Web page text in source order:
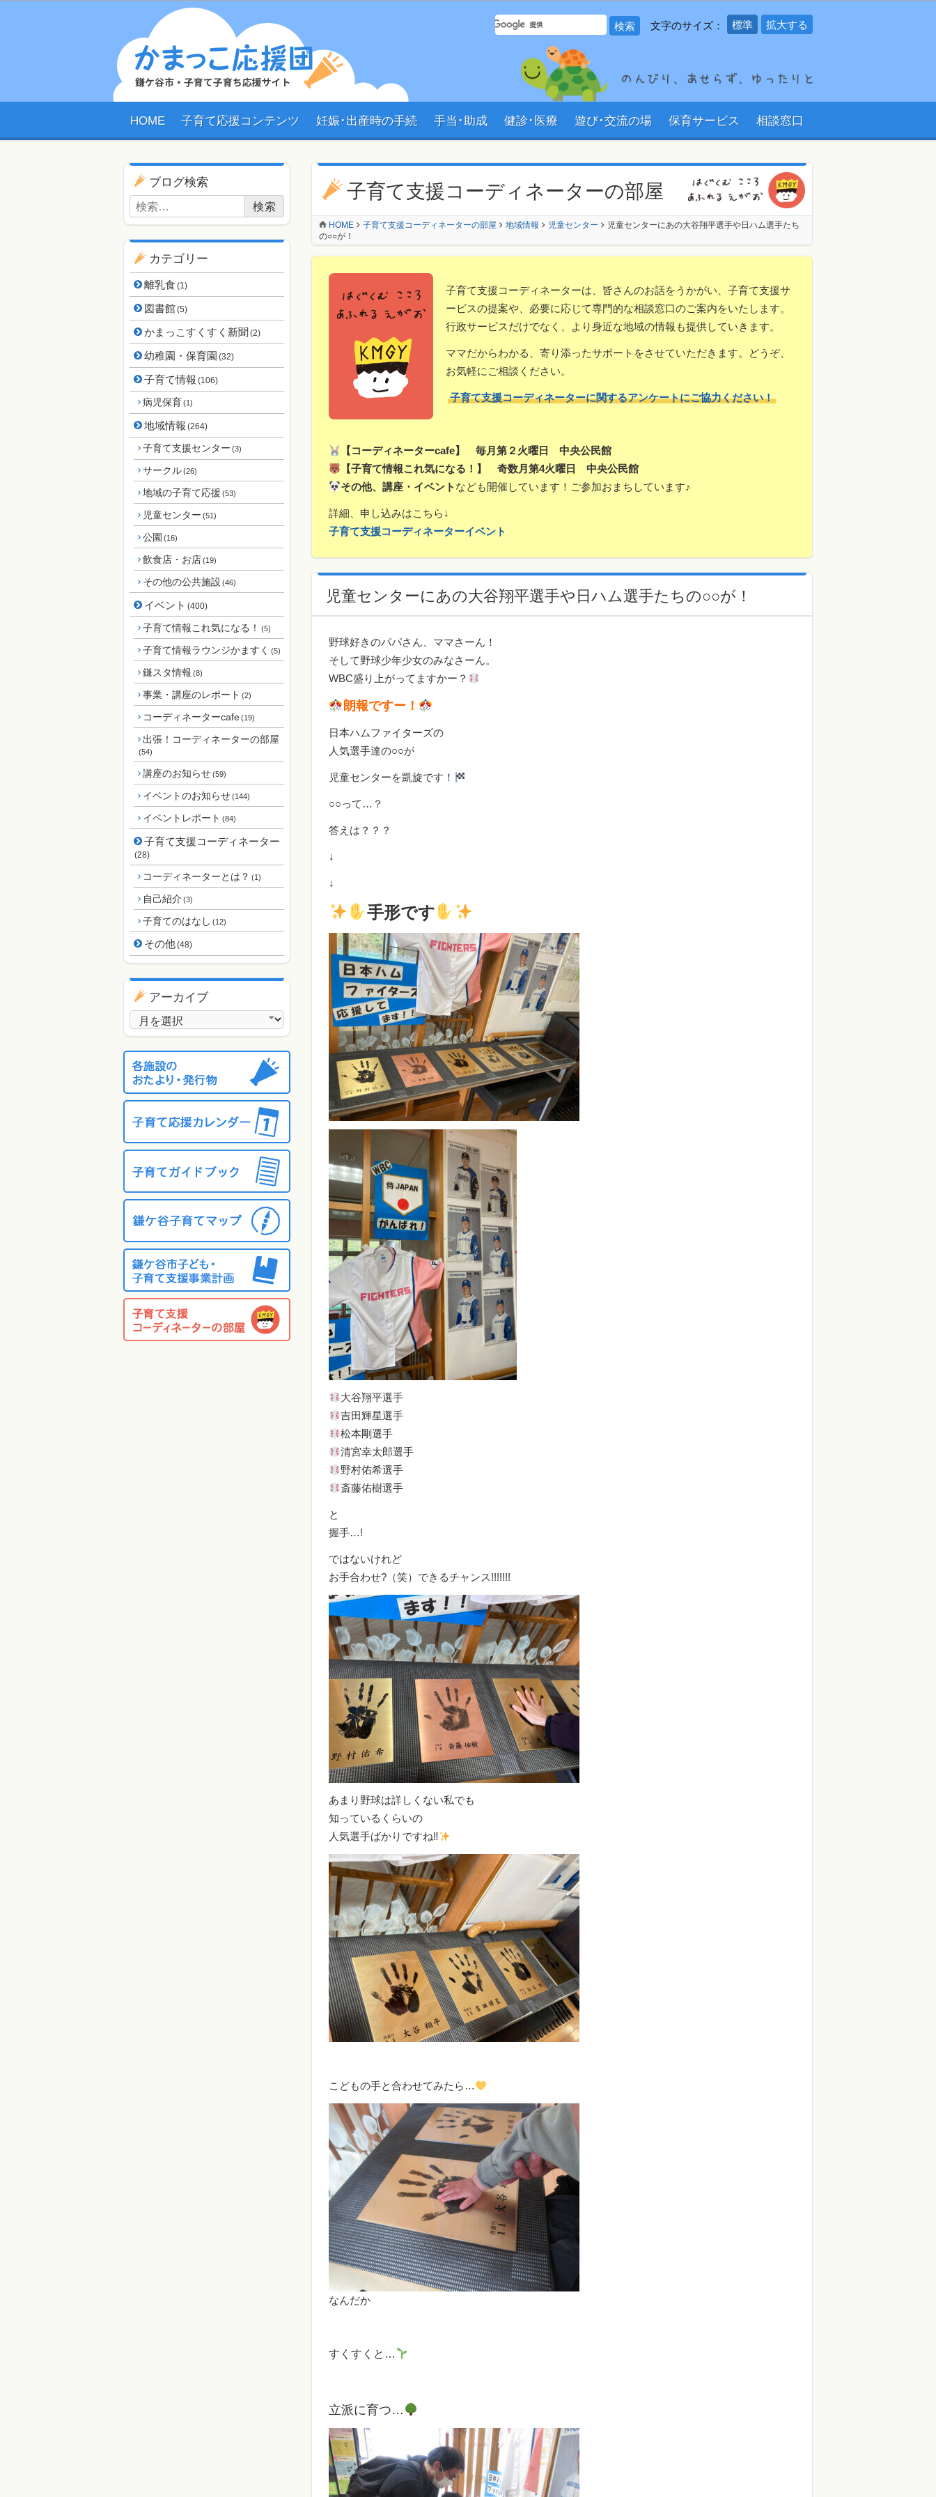
サイト内 検索フォーム 文字のサイズ： 標準 拡大する
HOME 子育て応援コンテンツ 妊娠･出産時の手続 手当･助成 健診･医療 遊び･交流の場 保育サービス 相談窓口
子育て支援コーディネーターの部屋
HOME 子育て支援コーディネーターの部屋 地域情報 児童センター
児童センターにあの大谷翔平選手や日ハム選手たち
の○○が！
子育て支援コーディネーターは、皆さんのお話をうかがい、子育て支援サ
ービスの提案や、必要に応じて専門的な相談窓口のご案内をいたします。
行政サービスだけでなく、より身近な地域の情報も提供していきます。
ママだからわかる、寄り添ったサポートをさせていただきます。どうぞ、
お気軽にご相談ください。
子育て支援コーディネーターに関するアンケートにご協力ください！
【コーディネーターcafe】 毎月第２火曜日 中央公民館
【子育て情報これ気になる！】 奇数月第4火曜日 中央公民館
その他、講座・イベント なども開催しています！ご参加おまちしています♪
詳細、申し込みはこちら↓
子育て支援コーディネーターイベント
児童センターにあの大谷翔平選手や日ハム選手たちの○○が！
野球好きのパパさん、ママさーん！
そして野球少年少女のみなさーん。
WBC盛り上がってますかー？
朗報ですー！
日本ハムファイターズの
人気選手達の○○が
児童センターを凱旋です！
○○って…？
答えは？？？
↓
↓
手形です
大谷翔平選手
吉田輝星選手
松本剛選手
清宮幸太郎選手
野村佑希選手
斎藤佑樹選手
と
握手…!
ではないけれど
お手合わせ?（笑）できるチャンス!!!!!!!
あまり野球は詳しくない私でも
知っているくらいの
人気選手ばかりですね‼
こどもの手と合わせてみたら…
なんだか
すくすくと…
立派に育つ…
ブログ用ナビゲーション
ブログ検索
検索:
カテゴリー
離乳食 (1)
図書館(5)
かまっこすくすく新聞 (2)
幼稚園・保育園 (32)
子育て情報 (106)
病児保育(1)
地域情報 (264)
子育て支援センター (3)
サークル(26)
地域の子育て応援 (53)
児童センター (51)
公園 (16)
飲食店・お店(19)
その他の公共施設 (46)
イベント (400)
子育て情報これ気になる！ (5)
子育て情報ラウンジかますく (5)
鎌スタ情報 (8)
事業・講座のレポート (2)
コーディネーターcafe(19)
出張！コーディネーターの部屋
(54)
講座のお知らせ(59)
イベントのお知らせ(144)
イベントレポート (84)
子育て支援コーディネーター
(28)
コーディネーターとは？ (1)
自己紹介 (3)
子育てのはなし (12)
その他(48)
アーカイブ
アーカイブ